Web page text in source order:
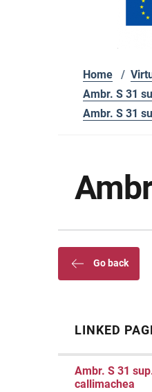
Home /
Ambr. S 31
Ambr. S 31
Go back
LINKED
Ambr. S 31
callimachea